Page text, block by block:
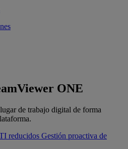
ONE
de trabajo digital de forma
reducidos Gestión proactiva de